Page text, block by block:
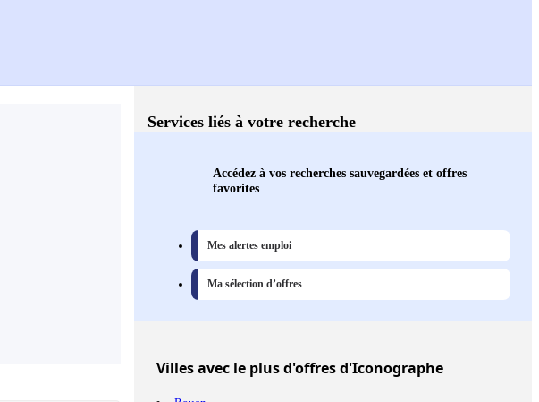
Services liés à votre recherche
Accédez à vos recherches sauvegardées et offres
favorites
Mes alertes emploi
Ma sélection d’offres
Villesavec le plus d'offres d'Iconographe